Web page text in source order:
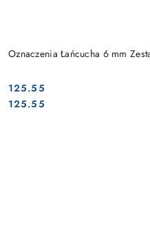
Oznaczenia Łańcucha 6 mm
Cena:
125.55
Cena:
125.55